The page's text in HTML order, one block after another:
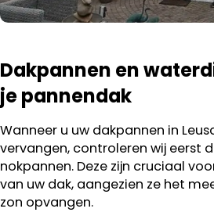
Dakpannen en
je pannendak
Wanneer u uw dakpannen in
vervangen, controleren wij eerst
nokpannen. Deze zijn cruciaal
van uw dak, aangezien ze het
zon opvangen.